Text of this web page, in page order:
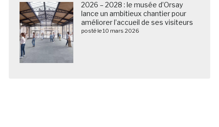
2026 – 2028 : le musée d’Orsay
lance un ambitieux chantier pour
améliorer l’accueil de ses visiteurs
posté le 10 mars 2026